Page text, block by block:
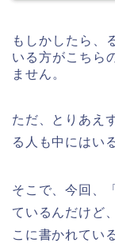
もしかしたら、
いる方がこちら
ません。
ただ、とりあえ
る人も中にはい
そこで、今回、
ているんだけど
こに書かれてい